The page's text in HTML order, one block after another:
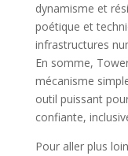
dynamisme et
poétique et
infrastructures
En somme,
mécanisme
outil puissant
confiante,
Pour aller plus